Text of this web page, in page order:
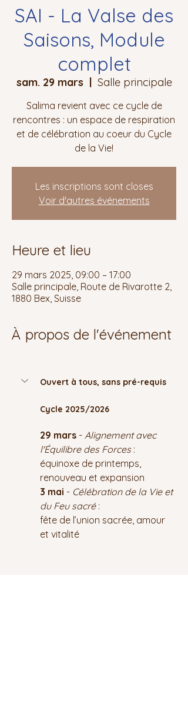
SAI - La Valse des
Saisons, Module
complet
sam. 29 mars
  |
Salle principale
Salima revient avec ce cycle de
rencontres : un espace de respiration
et de célébration au coeur du Cycle
de la Vie!
Les inscriptions sont closes
Voir d'autres événements
Heure et lieu
29 mars 2025, 09:00 – 17:00
Salle principale, Route de Rivarotte 2,
1880 Bex, Suisse
À propos de l'événement
Ouvert à tous, sans pré-requis
Cycle 2025/2026
29 mars - Alignement avec
l'Équilibre des Forces :
équinoxe de printemps,
renouveau et expansion
3 mai - Célébration de la Vie et
du Feu sacré :
fête de l’union sacrée, amour
et vitalité